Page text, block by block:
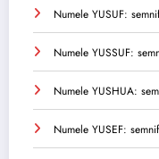
Numele YUSUF:
Numele YUSSUF:
Numele YUSHUA:
Numele YUSEF: